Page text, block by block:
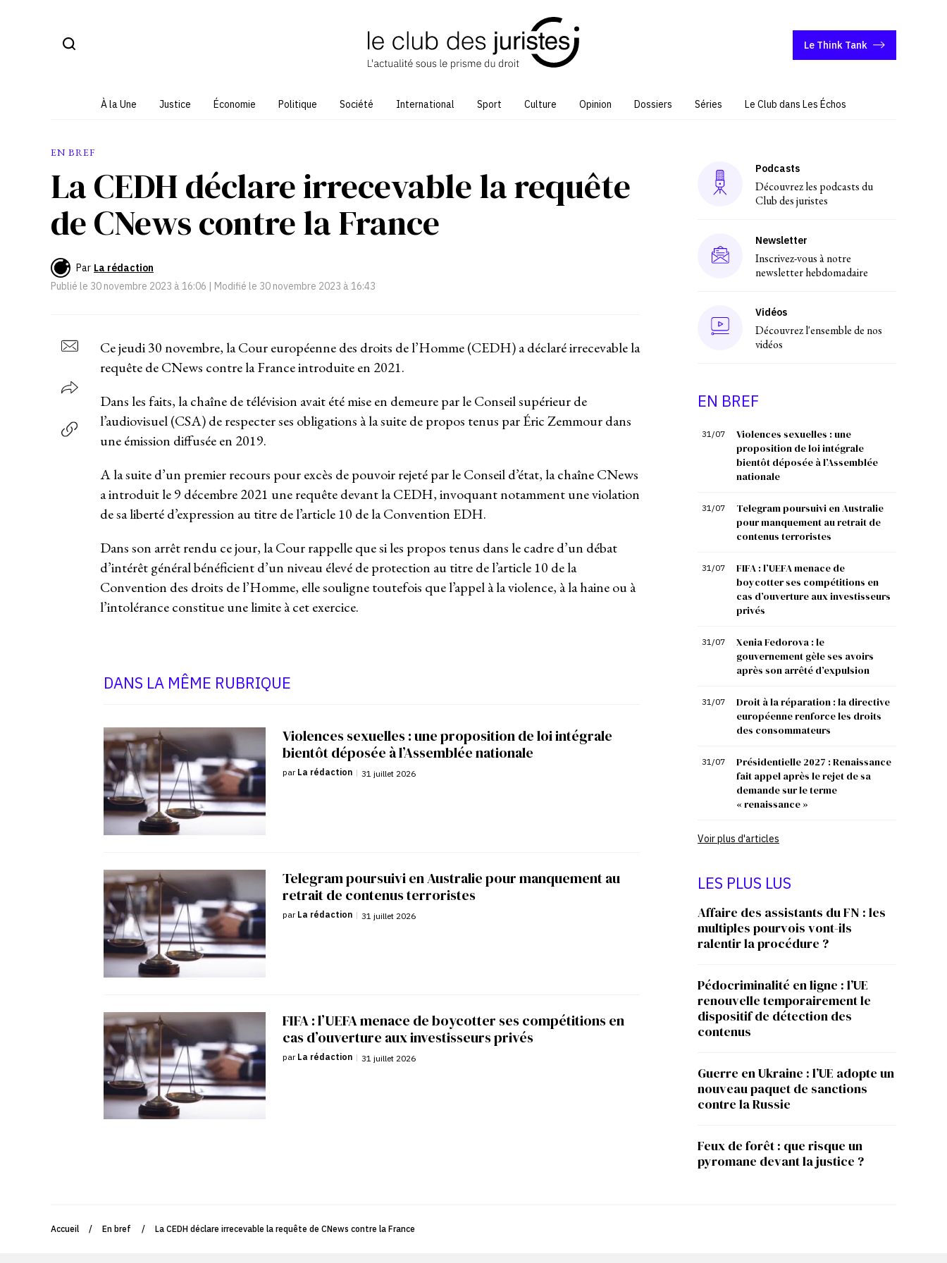
Le Think Tank
À la Une Justice Économie Politique Société International Sport Culture Opinion Dossiers Séries Le Club dans Les Échos
EN BREF
La CEDH déclare irrecevable la requête
de CNews contre la France
Par La rédaction
Publié le 30 novembre 2023 à 16:06 | Modifié le 30 novembre 2023 à 16:43
Ce jeudi 30 novembre, la Cour européenne des droits de l’Homme (CEDH) a déclaré irrecevable la
requête de CNews contre la France introduite en 2021.
Dans les faits, la chaîne de télévision avait été mise en demeure par le Conseil supérieur de
l’audiovisuel (CSA) de respecter ses obligations à la suite de propos tenus par Éric Zemmour dans
une émission diffusée en 2019.
A la suite d’un premier recours pour excès de pouvoir rejeté par le Conseil d’état, la chaîne CNews
a introduit le 9 décembre 2021 une requête devant la CEDH, invoquant notamment une violation
de sa liberté d’expression au titre de l’article 10 de la Convention EDH.
Dans son arrêt rendu ce jour, la Cour rappelle que si les propos tenus dans le cadre d’un débat
d’intérêt général bénéficient d’un niveau élevé de protection au titre de l’article 10 de la
Convention des droits de l’Homme, elle souligne toutefois que l’appel à la violence, à la haine ou à
l’intolérance constitue une limite à cet exercice.
DANS LA MÊME RUBRIQUE
Violences sexuelles : une proposition de loi intégrale
bientôt déposée à l’Assemblée nationale
par La rédaction | 31 juillet 2026
Telegram poursuivi en Australie pour manquement au
retrait de contenus terroristes
par La rédaction | 31 juillet 2026
FIFA : l’UEFA menace de boycotter ses compétitions en
cas d’ouverture aux investisseurs privés
par La rédaction | 31 juillet 2026
Podcasts
Découvrez les podcasts du
Club des juristes
Newsletter
Inscrivez-vous à notre
newsletter hebdomadaire
Vidéos
Découvrez l'ensemble de nos
vidéos
EN BREF
31/07
Violences sexuelles : une
proposition de loi intégrale
bientôt déposée à l’Assemblée
nationale
31/07
Telegram poursuivi en Australie
pour manquement au retrait de
contenus terroristes
31/07
FIFA : l’UEFA menace de
boycotter ses compétitions en
cas d’ouverture aux investisseurs
privés
31/07
Xenia Fedorova : le
gouvernement gèle ses avoirs
après son arrêté d’expulsion
31/07
Droit à la réparation : la directive
européenne renforce les droits
des consommateurs
31/07
Présidentielle 2027 : Renaissance
fait appel après le rejet de sa
demande sur le terme
« renaissance »
Voir plus d'articles
LES PLUS LUS
Affaire des assistants du FN : les
multiples pourvois vont-ils
ralentir la procédure ?
Pédocriminalité en ligne : l’UE
renouvelle temporairement le
dispositif de détection des
contenus
Guerre en Ukraine : l’UE adopte un
nouveau paquet de sanctions
contre la Russie
Feux de forêt : que risque un
pyromane devant la justice ?
Accueil / En bref / La CEDH déclare irrecevable la requête de CNews contre la France